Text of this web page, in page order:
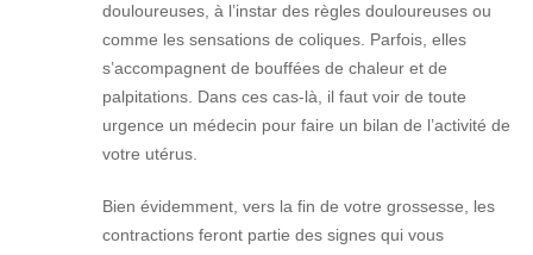
douloureuses, à l’instar des règles douloureuses ou
comme les sensations de coliques. Parfois, elles
s’accompagnent de bouffées de chaleur et de
palpitations. Dans ces cas-là, il faut voir de toute
urgence un médecin pour faire un bilan de l’activité de
votre utérus.
Bien évidemment, vers la fin de votre grossesse, les
contractions feront partie des signes qui vous